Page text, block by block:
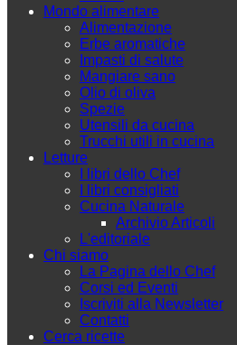
Mondo alimentare
Alimentazione
Erbe aromatiche
Impasti di salute
Mangiare sano
Olio di oliva
Spezie
Utensili da cucina
Trucchi utili in cucina
Letture
I libri dello Chef
I libri consigliati
Cucina Naturale
Archivio Articoli
L'editoriale
Chi siamo
La Pagina dello Chef
Corsi ed Eventi
Iscriviti alla Newsletter
Contatti
Cerca ricette